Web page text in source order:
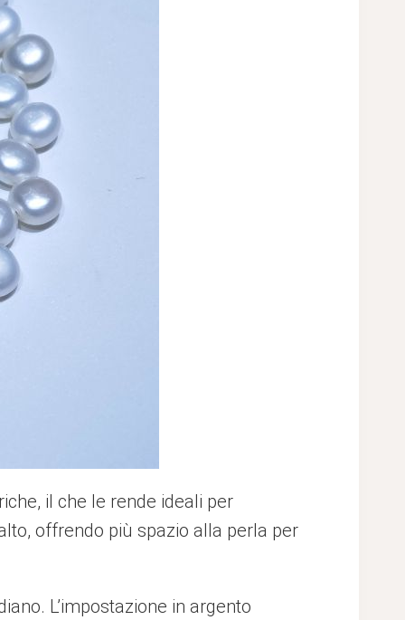
il che le rende ideali per
offrendo più spazio alla perla per
L’impostazione in argento